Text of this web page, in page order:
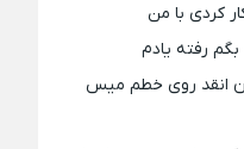
کردی با من
رفته یادم
انقد روی خطم میس